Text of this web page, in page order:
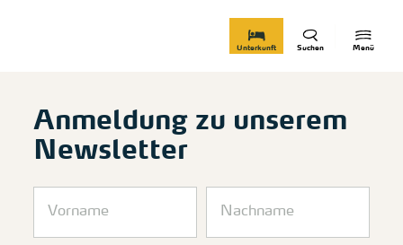
Menü
Suchen
Unterkunft
Anmeldung zu unserem
Newsletter